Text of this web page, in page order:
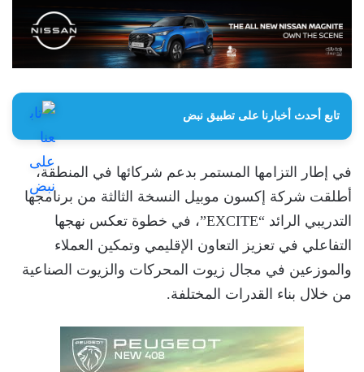
تابع أحدث أخبارنا على تطبيق نبض
في إطار التزامها المستمر بدعم شركائها في المنطقة،
أطلقت شركة إكسون موبيل النسخة الثالثة من برنامجها
التدريبي الرائد “EXCITE”، في خطوة تعكس نهجها
التفاعلي في تعزيز التعاون الإقليمي وتمكين العملاء
والموزعين في مجال زيوت المحركات والزيوت الصناعية
من خلال بناء القدرات المختلفة.